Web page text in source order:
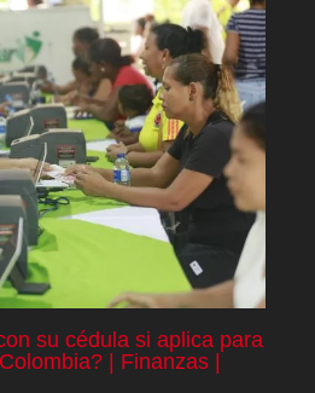
su cédula si aplica para
| Finanzas |